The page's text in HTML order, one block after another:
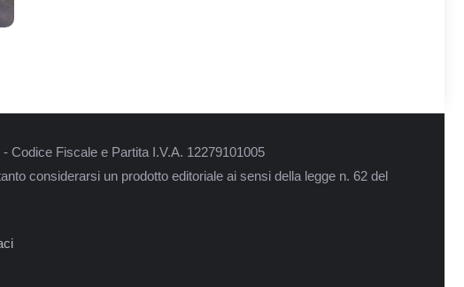
Codice Fiscale e Partita I.V.A. 12279101005
considerarsi un prodotto editoriale ai sensi della legge n. 62 del